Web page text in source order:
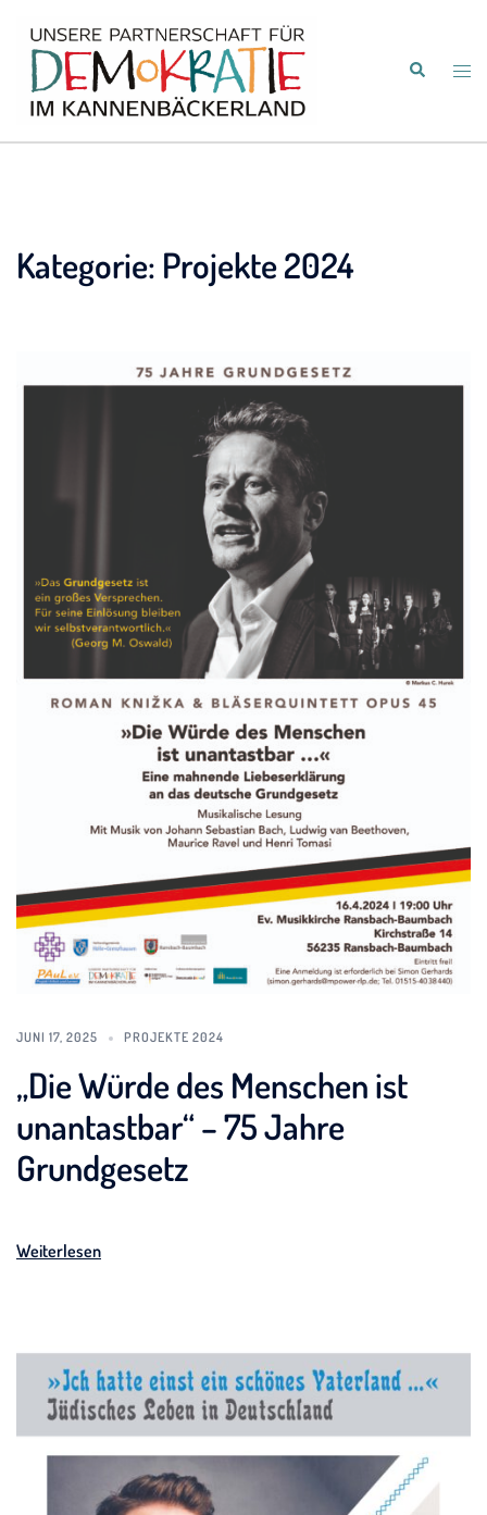
Inhalt
springen
Suche
Kategorie: Projekte 2024
JUNI 17, 2025 PROJEKTE 2024
„Die Würde des Menschen ist
unantastbar“ – 75 Jahre
Grundgesetz
Weiterlesen